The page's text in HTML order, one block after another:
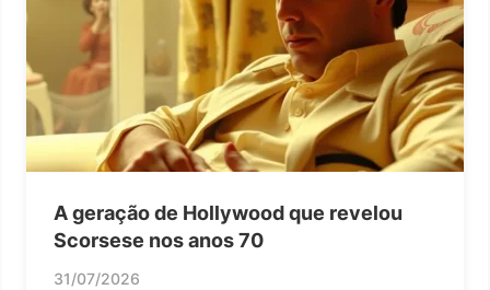
A geração de Hollywood que revelou
Scorsese nos anos 70
31/07/2026